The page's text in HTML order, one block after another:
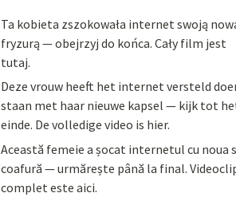
Ta kobieta zszokowała internet swoją
fryzurą — obejrzyj do końca. Cały film jest
tutaj.
Deze vrouw heeft het internet versteld
staan met haar nieuwe kapsel — kijk tot
einde. De volledige video is hier.
Această femeie a șocat internetul cu noua
coafură — urmărește până la final.
complet este aici.